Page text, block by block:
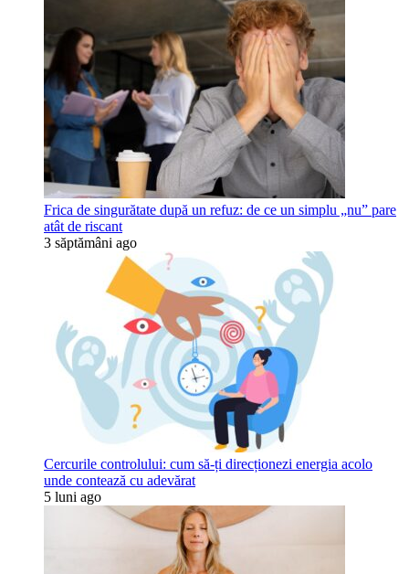
Frica de singurătate după un refuz: de ce un simplu „nu” pare
atât de riscant
3 săptămâni ago
Cercurile controlului: cum să-ți direcționezi energia acolo
unde contează cu adevărat
5 luni ago